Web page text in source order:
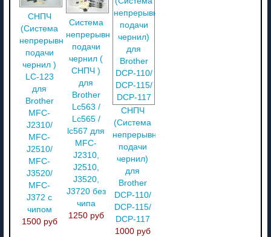
СНПЧ
(Система
непрерывной
подачи
чернил )
LC-123
для
Brother
MFC-
J2310/
MFC-
J2510/
MFC-
J3520/
MFC-
J372 с
чипом
1500 руб
Система
непрерывной
подачи
чернил (
СНПЧ )
для
Brother
Lc563 /
Lc565 /
lc567 для
MFC-
J2310,
J2510,
J3520,
J3720 без
чипа
1250 руб
СНПЧ
(Система
непрерывной
подачи
чернил)
для
Brother
DCP-110/
DCP-115/
DCP-117
1000 руб